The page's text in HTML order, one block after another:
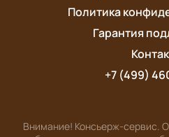
Политика
Гарантия
+7 (499)
Внимание! Консьерж-сервис.